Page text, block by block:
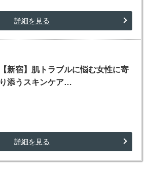
詳細を見る
【新宿】肌トラブルに悩む女性に寄
り添うスキンケア…
詳細を見る